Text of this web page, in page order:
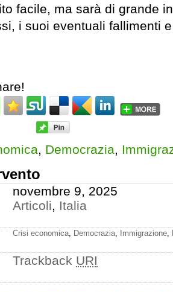
facile, ma sarà di grande
i suoi eventuali fallimenti
Democrazia
novembre 9, 2025
Articoli
Italia
Crisi economica Democrazia Immigrazione
Trackback URI